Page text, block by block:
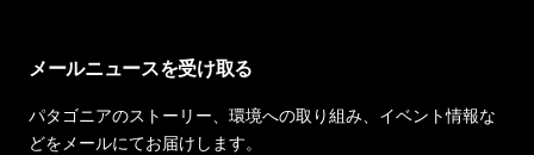
メールニュースを受け取る
パタゴニアのストーリー、環境への取り組み、イベント情報な
どをメールにてお届けします。